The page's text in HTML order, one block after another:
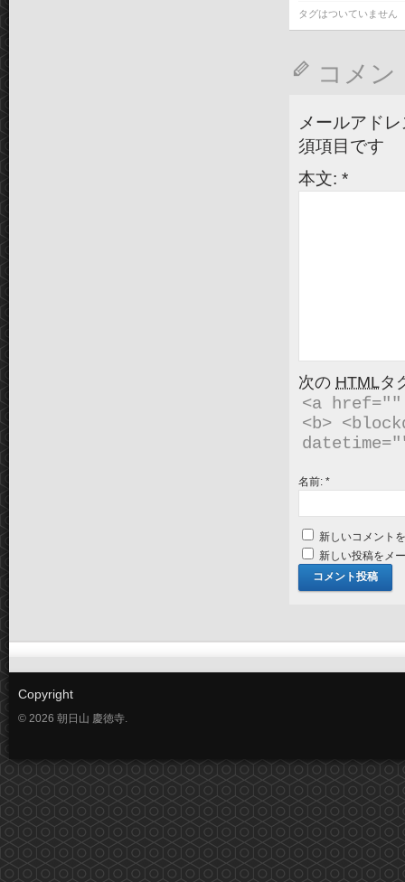
タグはついていません
コメン
メールアド
須項目です
本文: *
次の HTMLタ
<a
<b>
名前: *
新しいコメント
新しい投稿をメ
Copyright
© 2026 朝日山 慶徳寺.